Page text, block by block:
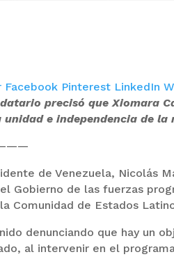
Facebook Pinterest LinkedIn
precisó que Xiomara
unidad e independencia de la
de Venezuela, Nicolás
Gobierno de las fuerzas
Comunidad de Estados
denunciando que hay un
al intervenir en el